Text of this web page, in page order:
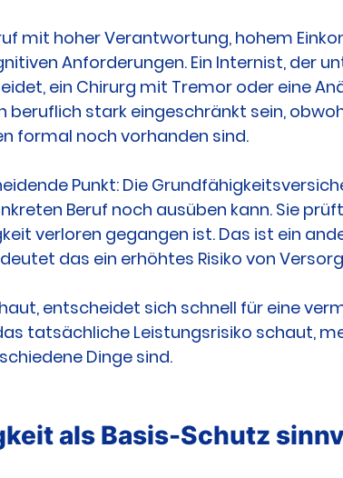
mit hoher Verantwortung, hohem
Anforderungen. Ein Internist, der
ein Chirurg mit Tremor oder eine
beruflich stark eingeschränkt sein,
formal noch vorhanden sind.
Punkt: Die
Beruf noch ausüben kann. Sie
verloren gegangen ist. Das ist ein
das ein erhöhtes Risiko von
entscheidet sich schnell für eine
tatsächliche Leistungsrisiko schaut,
Dinge sind.
als Basis-Schutz